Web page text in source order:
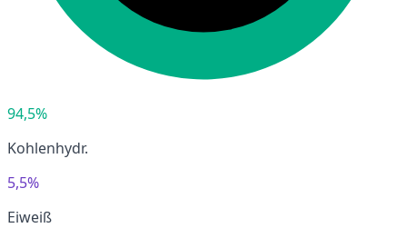
94,5%
Kohlenhydr.
5,5%
Eiweiß